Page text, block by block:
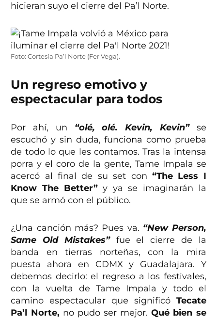
hicieran suyo el cierre del Pa’l Norte.
Foto: Cortesía Pa’l Norte (Fer Vega).
Un regreso emotivo y
espectacular para todos
Por ahí, un “olé, olé. Kevin, Kevin”se
escuchó y sin duda, funciona como prueba
de todo lo que les contamos. Tras la intensa
porra y el coro de la gente, Tame Impala se
acercó al final de su set con “The Less I
Know The Better”y ya se imaginarán la
que se armó con el público.
¿Una canción más? Pues va. “New Person,
Same Old Mistakes”fue el cierre de la
banda en tierras norteñas, con la mira
puesta ahora en CDMX y Guadalajara. Y
debemos decirlo: el regreso a los festivales,
con la vuelta de Tame Impala y todo el
camino espectacular que significó Tecate
Pa’l Norte, no pudo ser mejor.Qué bien se